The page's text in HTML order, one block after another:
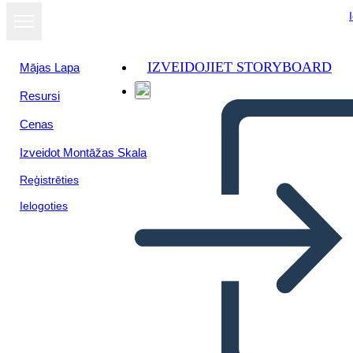
Mājas Lapa
Resursi
Cenas
Izveidot Montāžas Skala
Reģistrēties
Ielogoties
IZVEIDOJIET STORYBOARD